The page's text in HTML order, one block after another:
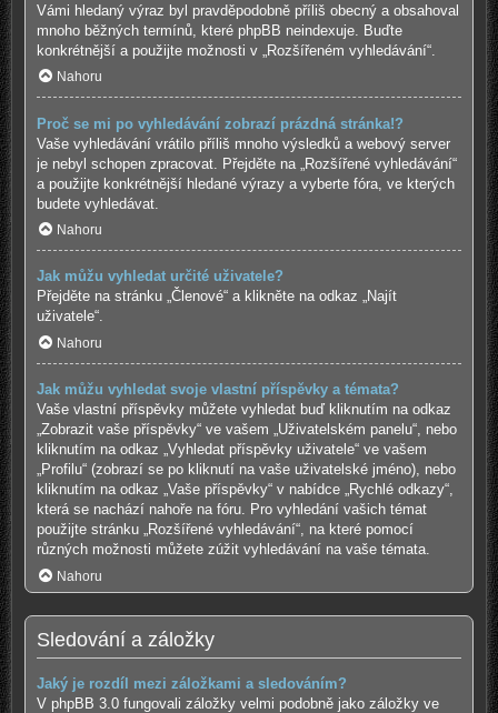
Vámi hledaný výraz byl pravděpodobně příliš obecný a obsahoval
mnoho běžných termínů, které phpBB neindexuje. Buďte
konkrétnější a použijte možnosti v „Rozšířeném vyhledávání“.
Nahoru
Proč se mi po vyhledávání zobrazí prázdná stránka!?
Vaše vyhledávání vrátilo příliš mnoho výsledků a webový server
je nebyl schopen zpracovat. Přejděte na „Rozšířené vyhledávání“
a použijte konkrétnější hledané výrazy a vyberte fóra, ve kterých
budete vyhledávat.
Nahoru
Jak můžu vyhledat určité uživatele?
Přejděte na stránku „Členové“ a klikněte na odkaz „Najít
uživatele“.
Nahoru
Jak můžu vyhledat svoje vlastní příspěvky a témata?
Vaše vlastní příspěvky můžete vyhledat buď kliknutím na odkaz
„Zobrazit vaše příspěvky“ ve vašem „Uživatelském panelu“, nebo
kliknutím na odkaz „Vyhledat příspěvky uživatele“ ve vašem
„Profilu“ (zobrazí se po kliknutí na vaše uživatelské jméno), nebo
kliknutím na odkaz „Vaše příspěvky“ v nabídce „Rychlé odkazy“,
která se nachází nahoře na fóru. Pro vyhledání vašich témat
použijte stránku „Rozšířené vyhledávání“, na které pomocí
různých možnosti můžete zúžit vyhledávání na vaše témata.
Nahoru
Sledování a záložky
Jaký je rozdíl mezi záložkami a sledováním?
V phpBB 3.0 fungovali záložky velmi podobně jako záložky ve